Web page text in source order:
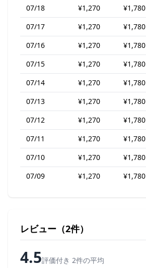
07/18 ¥1,270 ¥1,780
07/17
¥1,270 ¥1,780
07/16
¥1,270 ¥1,780
07/15
¥1,270 ¥1,780
07/14
¥1,270 ¥1,780
07/13
¥1,270 ¥1,780
07/12
¥1,270 ¥1,780
07/11
¥1,270 ¥1,780
07/10
¥1,270 ¥1,780
07/09
¥1,270 ¥1,780
レビュー（2件）
4.5評価付き 2件の平均